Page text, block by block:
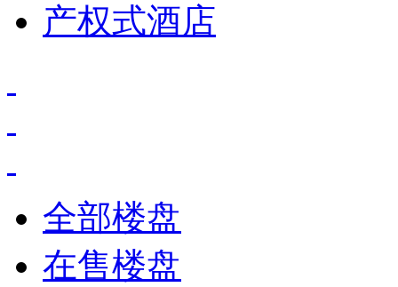
产权式酒店
全部楼盘
在售楼盘